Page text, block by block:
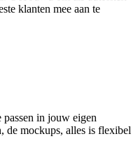
klanten mee aan te
in jouw eigen
de mockups, alles is flexibel